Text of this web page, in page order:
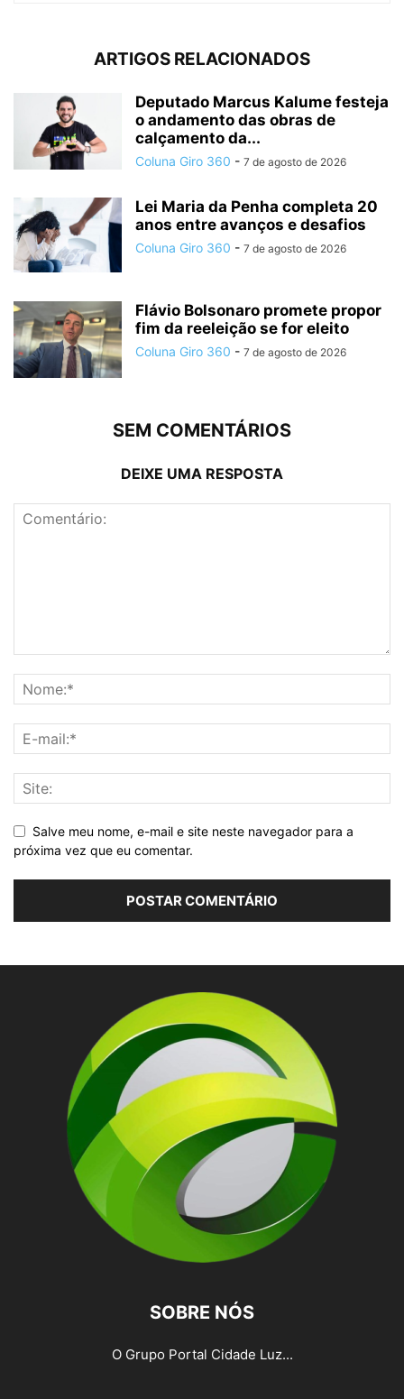
ARTIGOS RELACIONADOS
Deputado Marcus Kalume festeja
o andamento das obras de
calçamento da...
Coluna Giro 360 - 7 de agosto de 2026
Lei Maria da Penha completa 20
anos entre avanços e desafios
Coluna Giro 360 - 7 de agosto de 2026
Flávio Bolsonaro promete propor
fim da reeleição se for eleito
Coluna Giro 360 - 7 de agosto de 2026
SEM COMENTÁRIOS
DEIXE UMA RESPOSTA
Salve meu nome, e-mail e site neste navegador para a
próxima vez que eu comentar.
SOBRE NÓS
O Grupo Portal Cidade Luz...